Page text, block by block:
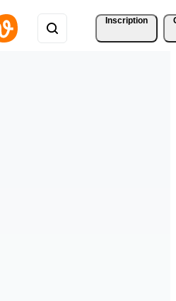
Inscription